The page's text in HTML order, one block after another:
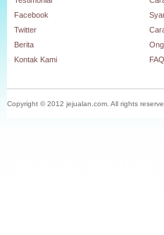
Facebook
Twitter
Berita
Kontak Kami
FAQ
Copyright © 2012 jejualan.com. All rights